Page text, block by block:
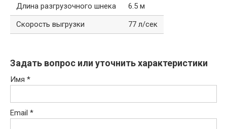
Длина разгрузочного шнека
6.5 м
Скорость выгрузки
77 л/сек
Задать вопрос или уточнить характеристики
Имя *
Email *